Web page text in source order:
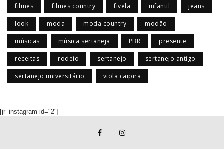
filmes filmes country fivela infantil jeans
look moda moda country modão
músicas música sertaneja PBR presente
receitas rodeio sertanejo sertanejo antigo
sertanejo universitário viola caipira
[jr_instagram id="2"]